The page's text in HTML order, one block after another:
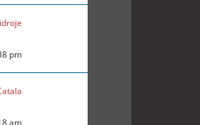
idroje
pm
am